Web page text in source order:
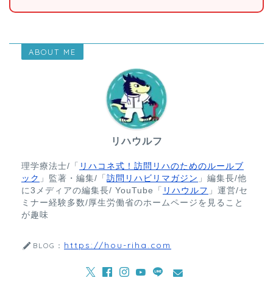
ABOUT ME
リハウルフ
理学療法士/「 リハコネ式！訪問リハのためのルールブ
ック 」監著・編集/「 訪問リハビリマガジン 」編集長/他
に3メディアの編集長/ YouTube「 リハウルフ 」運営/セ
ミナー経験多数/厚生労働省のホームページを見ること
が趣味
BLOG： https://hou-riha.com